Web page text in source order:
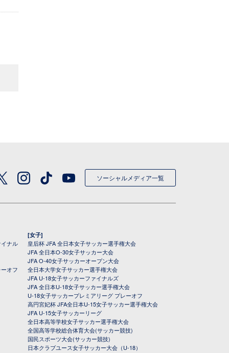
ソーシャルメディア一覧
ナル
オフ
[女子]
皇后杯 JFA 全日本女子サッカー選手権大会
JFA 全日本O-30女子サッカー大会
JFA O-40女子サッカーオープン大会
全日本大学女子サッカー選手権大会
JFA U-18女子サッカーファイナルズ
JFA 全日本U-18女子サッカー選手権大会
U-18女子サッカープレミアリーグ プレーオフ
高円宮妃杯 JFA全日本U-15女子サッカー選手権大会
JFA U-15女子サッカーリーグ
全日本高等学校女子サッカー選手権大会
全国高等学校総合体育大会(サッカー競技)
国民スポーツ大会(サッカー競技)
日本クラブユース女子サッカー大会（U-18）